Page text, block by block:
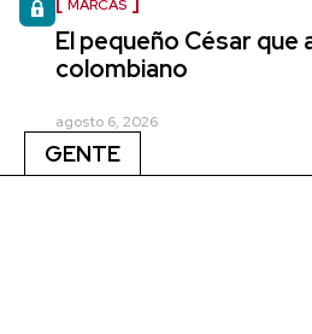
MARCAS
El pequeño César que
colombiano
agosto 6, 2026
GENTE